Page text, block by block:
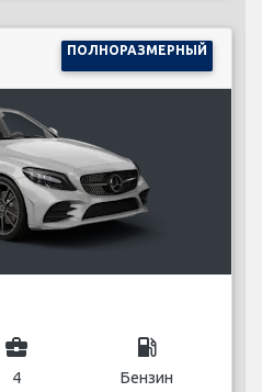
ПОЛНОРАЗМЕРНЫЙ
business_center
4
local_gas_station
Бензин